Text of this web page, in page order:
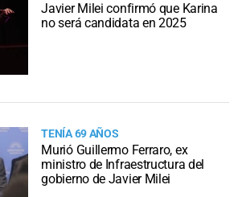
Javier Milei confirmó que Karina
no será candidata en 2025
TENÍA 69 AÑOS
Murió Guillermo Ferraro, ex
ministro de Infraestructura del
gobierno de Javier Milei